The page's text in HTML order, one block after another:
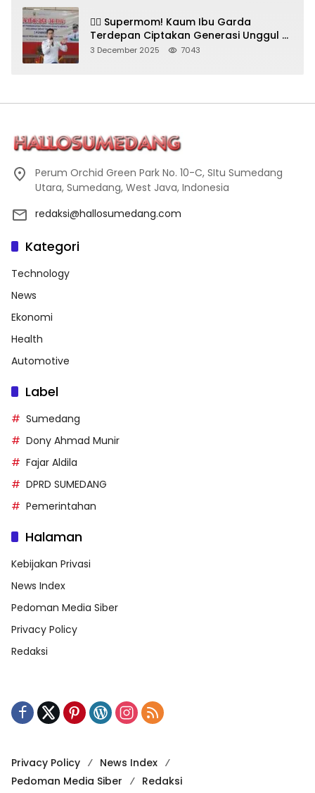
🦸‍♀️ Supermom! Kaum Ibu Garda
Terdepan Ciptakan Generasi Unggul di
Sumedang
3 December 2025 7043
Perum Orchid Green Park No. 10-C, SItu Sumedang
Utara, Sumedang, West Java, Indonesia
redaksi@hallosumedang.com
Kategori
Technology
News
Ekonomi
Health
Automotive
Label
Sumedang
Dony Ahmad Munir
Fajar Aldila
DPRD SUMEDANG
Pemerintahan
Halaman
Kebijakan Privasi
News Index
Pedoman Media Siber
Privacy Policy
Redaksi
Privacy Policy
News Index
Pedoman Media Siber
Redaksi